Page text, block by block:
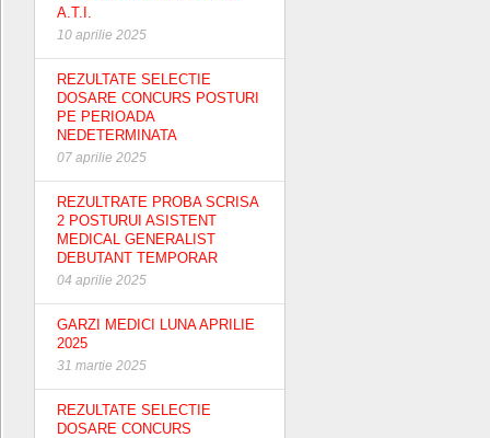
A.T.I.
10 aprilie 2025
REZULTATE SELECTIE
DOSARE CONCURS POSTURI
PE PERIOADA
NEDETERMINATA
07 aprilie 2025
REZULTRATE PROBA SCRISA
2 POSTURUI ASISTENT
MEDICAL GENERALIST
DEBUTANT TEMPORAR
04 aprilie 2025
GARZI MEDICI LUNA APRILIE
2025
31 martie 2025
REZULTATE SELECTIE
DOSARE CONCURS